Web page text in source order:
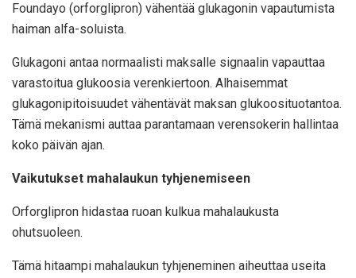
Foundayo (orforglipron) vähentää glukagonin vapautumista
haiman alfa-soluista.
Glukagoni antaa normaalisti maksalle signaalin vapauttaa
varastoitua glukoosia verenkiertoon. Alhaisemmat
glukagonipitoisuudet vähentävät maksan glukoosituotantoa.
Tämä mekanismi auttaa parantamaan verensokerin hallintaa
koko päivän ajan.
Vaikutukset mahalaukun tyhjenemiseen
Orforglipron hidastaa ruoan kulkua mahalaukusta
ohutsuoleen.
Tämä hitaampi mahalaukun tyhjeneminen aiheuttaa useita